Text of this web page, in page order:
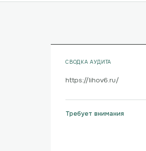
СВОДКА АУДИТА
https://lihov6.ru/
Требует внимания